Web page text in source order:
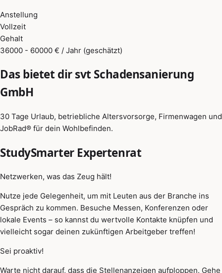
Anstellung
Vollzeit
Gehalt
36000 - 60000 € / Jahr (geschätzt)
Das bietet dir svt Schadensanierung
GmbH
30 Tage Urlaub, betriebliche Altersvorsorge, Firmenwagen und
JobRad® für dein Wohlbefinden.
StudySmarter Expertenrat
Netzwerken, was das Zeug hält!
Nutze jede Gelegenheit, um mit Leuten aus der Branche ins
Gespräch zu kommen. Besuche Messen, Konferenzen oder
lokale Events – so kannst du wertvolle Kontakte knüpfen und
vielleicht sogar deinen zukünftigen Arbeitgeber treffen!
Sei proaktiv!
Warte nicht darauf, dass die Stellenanzeigen aufploppen. Gehe